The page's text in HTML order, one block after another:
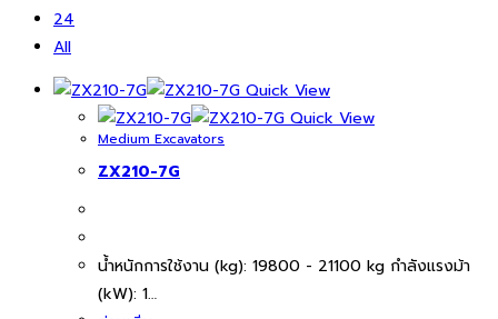
24
All
Quick View
Quick View
Medium Excavators
ZX210-7G
นํ้าหนักการใช้งาน (kg): 19800 - 21100 kg กำลังแรงม้า
(kW): 1…